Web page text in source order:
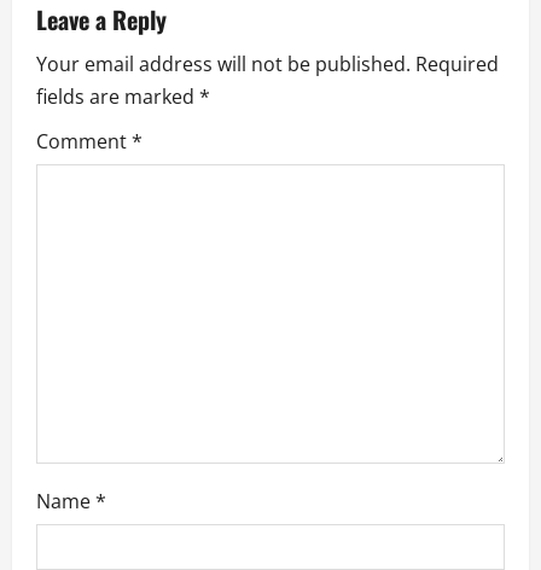
v
i
g
a
Leave a Reply
Your email address will not be published. Required
fields are marked *
Comment*
Name*